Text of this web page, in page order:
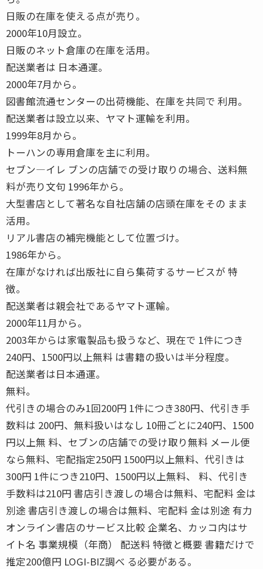
日販の在庫を使える点が売り。
2000年10月設立。
日販のネット倉庫の在庫を活用。
配送業者は 日本通運。
2000年7月から。
図書館流通センターの出荷機能、在庫を共同で 利用。
配送業者は設立以来、ヤマト運輸を利用。
1999年8月から。
トーハンの専用倉庫を主に利用。
セブン―イレ ブンの店舗での受け取りの場合、送料無
料が売り文句 1996年から。
大型書店として著名な自社店舗の店頭在庫をその まま
活用。
リアル書店の補完機能として位置づけ。
1986年から。
在庫がなければ出版社に自ら集荷するサービスが 特
徴。
配送業者は親会社であるヤマト運輸。
2000年11月から。
2003年からは家電製品も扱うなど、現在で 1件につき
240円、1500円以上無料 は書籍の扱いは半分程度。
配送業者は日本通運。
無料。
代引きの場合のみ1回200円 1件につき380円、代引き手
数料は 200円、無料扱いはなし 10冊ごとに240円、1500
円以上無 料、セブンの店舗での受け取り無料 メール便
なら無料、宅配指定250円 1500円以上無料、代引きは
300円 1件につき210円、1500円以上無料、 料、代引き
手数料は210円 書店引き渡しの場合は無料、宅配料 金は
別途 書店引き渡しの場合は無料、宅配料 金は別途 有力
オンライン書店のサービス比較 企業名、カッコ内はサ
イト名 事業規模（年商） 配送料 特徴と概要 書籍だけで
推定200億円 LOGI-BIZ調べ る必要がある。